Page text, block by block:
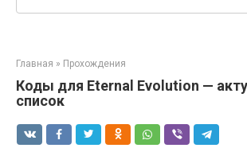
Главная » Прохождения
Коды для Eternal Evolution —
список